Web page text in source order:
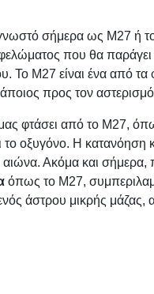
γνωστό σήμερα ως M27 ή
που θα
Το M27 είναι ένα από τα
προς τον
φτάσει από το M27,
οξυγόνο. Η κατανόηση
Ακόμα και
όπως το Μ27,
άστρου μικρής μάζας,